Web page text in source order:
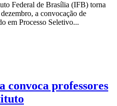
Federal de Brasília (IFB) torna
a convocação de
em Processo Seletivo...
convoca professores